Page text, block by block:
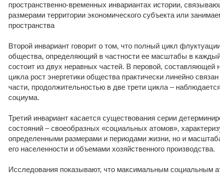
пространственно-временных инвариантах истории,
размерами территории экономического субъекта или
пространства
Второй инвариант говорит о том, что полный цикл
общества, определяющий в частности ее масштабы в
состоит из двух неравных частей. В перовой, составляющей
цикла рост энергетики общества практически линейно
части, продолжительностью в две трети цикла –
социума.
Третий инвариант касается существования серии
состояний – своеобразных «социальных атомов»,
определенными размерами и периодами жизни, но и
его населенности и объемами хозяйственного производства.
Исследования показывают, что максимальным социальным